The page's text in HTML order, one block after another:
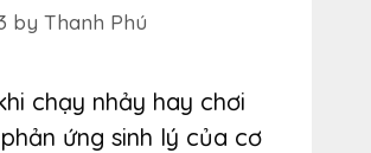
by Thanh Phú
chạy nhảy hay chơi
ứng sinh lý của cơ